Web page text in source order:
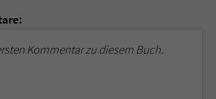
Kommentar zu diesem Buch.